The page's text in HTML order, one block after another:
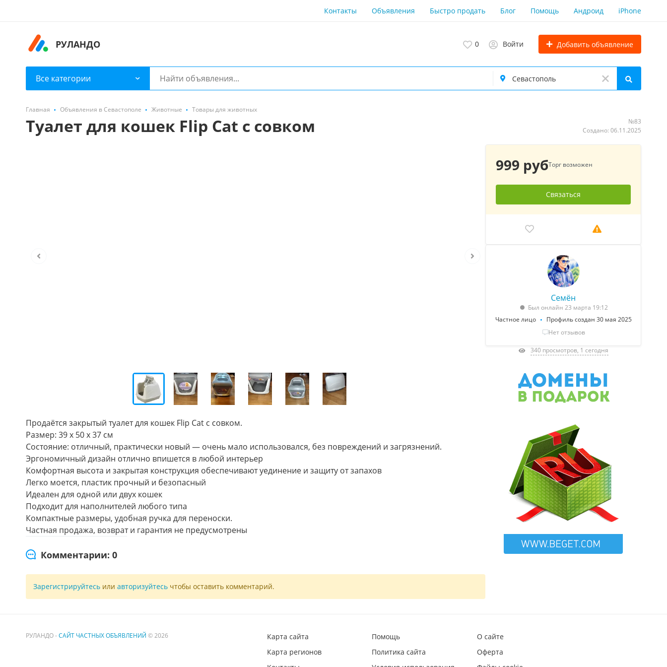
Контакты Объявления Быстро продать Блог Помощь Андроид iPhone
РУЛАНДО 0 Войти Добавить объявление
Все категории
Главная Объявления в Севастополе Животные Товары для животных
Туалет для кошек Flip Cat с совком
№83
Создано: 06.11.2025
Продаётся закрытый туалет для кошек Flip Cat с совком.
Размер: 39 x 50 x 37 см
Состояние: отличный, практически новый — очень мало использовался, без повреждений и загрязнений.
Эргономичный дизайн отлично впишется в любой интерьер
Комфортная высота и закрытая конструкция обеспечивают уединение и защиту от запахов
Легко моется, пластик прочный и безопасный
Идеален для одной или двух кошек
Подходит для наполнителей любого типа
Компактные размеры, удобная ручка для переноски.
Частная продажа, возврат и гарантия не предусмотрены
Комментарии: 0
Зарегистрируйтесь или авторизуйтесь чтобы оставить комментарий.
999 рубТорг возможен
Связаться
Семён
Был онлайн 23 марта 19:12
Частное лицо
Профиль создан 30 мая 2025
Нет отзывов
340 просмотров, 1 сегодня
РУЛАНДО -САЙТ ЧАСТНЫХ ОБЪЯВЛЕНИЙ © 2026
Карта сайта
Карта регионов
Помощь
Политика сайта
О сайте
Оферта